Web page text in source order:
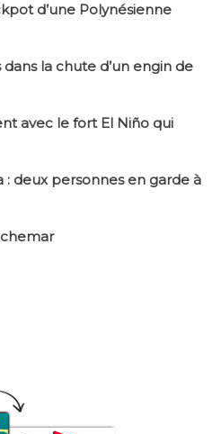
d’une Polynésienne
la chute d’un engin de
avec le fort El Niño qui
: deux personnes en garde à